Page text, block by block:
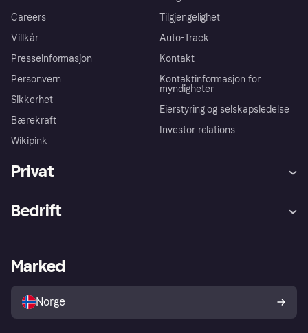
Careers
Villkår
Presseinformasjon
Personvern
Sikkerhet
Bærekraft
Wikipink
Tilgjengelighet
Auto-Track
Kontakt
Kontaktinformasjon for
myndigheter
Eierstyring og selskapsledelse
Investor relations
Privat
Utforsk butikker
Bedrift
Merchant portal
Marked
Norge